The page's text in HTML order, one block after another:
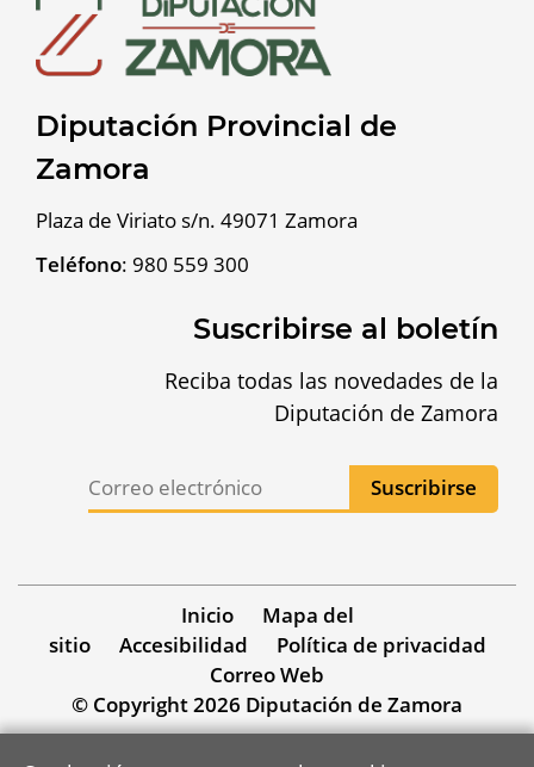
Diputación Provincial de
Zamora
Plaza de Viriato s/n. 49071 Zamora
Teléfono: 980 559 300
Suscribirse al boletín
Reciba todas las novedades de la
Diputación de Zamora
Inicio
Mapa del
sitio
Accesibilidad
Política de privacidad
Correo Web
© Copyright 2026 Diputación de Zamora